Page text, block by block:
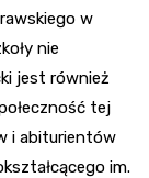
w
nie
jest również
tej
i abiturientów
im.